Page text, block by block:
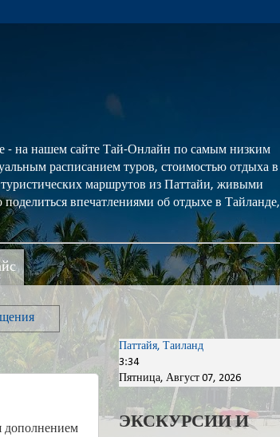
- на нашем сайте Тай-Онлайн по самым низким
расписанием туров, стоимостью отдыха в
маршрутов из Паттайи, живыми
впечатлениями об отдыхе в Тайланде,
дополнением
Паттайя, Таиланд
3:34
Пятница, Август 07, 2026
ЭКСКУРСИИ И